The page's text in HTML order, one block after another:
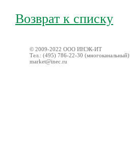
Возврат к списку
© 2009-2022 ООО ИНЭК-ИТ
Тел.: (495) 786-22-30 (многоканальный)
market@inec.ru